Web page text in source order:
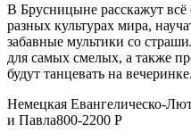
В Брусницыне расскажут всё
разных культурах мира,
забавные мультики со
для самых смелых, а также
будут танцевать на вечеринке.
Немецкая Евангелическо-
и Павла800-2200 Р